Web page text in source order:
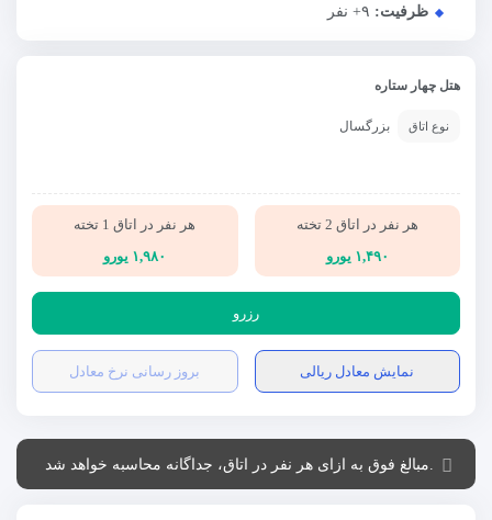
ظرفیت: +۹ نفر
هتل چهار ستاره
نوع اتاق بزرگسال
هر نفر در اتاق 2 تخته
۱,۴۹۰ یورو
هر نفر در اتاق 1 تخته
۱,۹۸۰ یورو
رزرو
نمایش معادل ریالی بروز رسانی نرخ معادل
.مبالغ فوق به ازای هر نفر در اتاق، جداگانه محاسبه خواهد شد